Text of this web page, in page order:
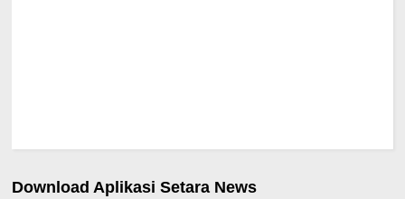
Download Aplikasi Setara News